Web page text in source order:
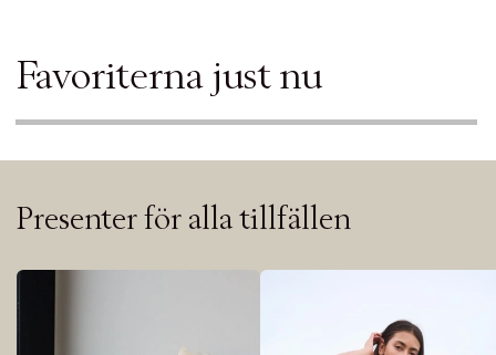
Favoriterna just nu
Presenter för alla tillfällen